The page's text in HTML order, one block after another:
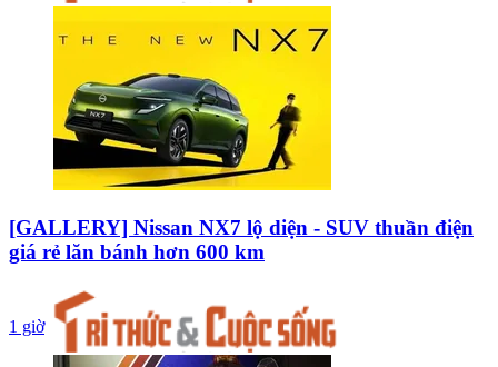
[GALLERY] Nissan NX7 lộ diện - SUV thuần điện
giá rẻ lăn bánh hơn 600 km
1 giờ